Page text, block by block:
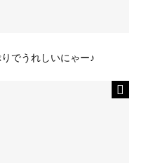
でうれしいにゃー♪